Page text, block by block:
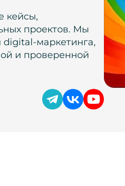
кейсы,
проектов. Мы
маркетинга,
и проверенной